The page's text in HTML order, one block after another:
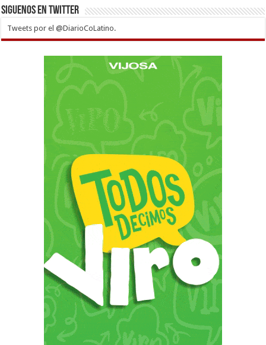
Siguenos en twitter
Tweets por el @DiarioCoLatino.